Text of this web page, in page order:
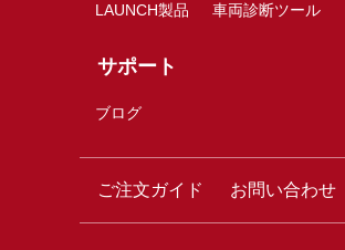
LAUNCH製品 車両診断ツール
サポート
ブログ
ご注文ガイド お問い合わせ